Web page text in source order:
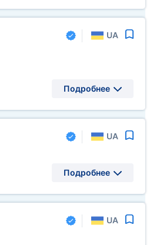
UA
Подробнее
UA
Подробнее
UA